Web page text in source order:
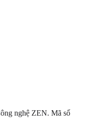
nghệ ZEN. Mã số